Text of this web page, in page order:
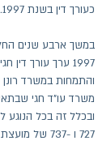
כעורך דין בשנת 1997.
1997 ערך עורך
והתמחות במשרד
משרד עו"ד חגי
727 ו -737 של מועצת מקרקעי ישראל.